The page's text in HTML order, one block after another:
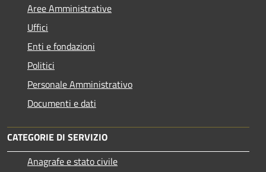
Aree Amministrative
Uffici
Enti e fondazioni
Politici
Personale Amministrativo
Documenti e dati
CATEGORIE DI SERVIZIO
Anagrafe e stato civile